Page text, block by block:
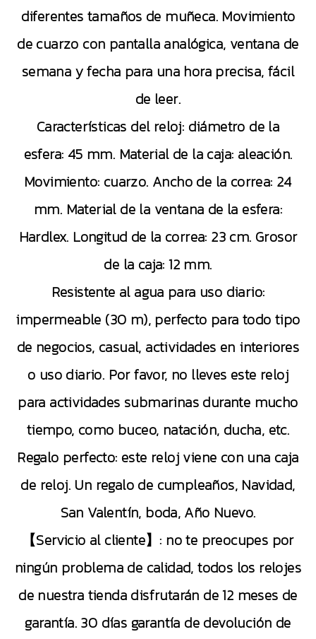
diferentes tamaños de muñeca. Movimiento
de cuarzo con pantalla analógica, ventana de
semana y fecha para una hora precisa, fácil
de leer.
Características del reloj: diámetro de la
esfera: 45 mm. Material de la caja: aleación.
Movimiento: cuarzo. Ancho de la correa: 24
mm. Material de la ventana de la esfera:
Hardlex. Longitud de la correa: 23 cm. Grosor
de la caja: 12 mm.
Resistente al agua para uso diario:
impermeable (30 m), perfecto para todo tipo
de negocios, casual, actividades en interiores
o uso diario. Por favor, no lleves este reloj
para actividades submarinas durante mucho
tiempo, como buceo, natación, ducha, etc.
Regalo perfecto: este reloj viene con una caja
de reloj. Un regalo de cumpleaños, Navidad,
San Valentín, boda, Año Nuevo.
【Servicio al cliente】: no te preocupes por
ningún problema de calidad, todos los relojes
de nuestra tienda disfrutarán de 12 meses de
garantía. 30 días garantía de devolución de